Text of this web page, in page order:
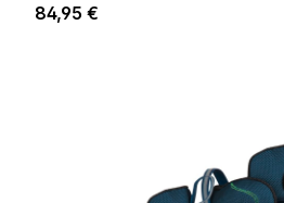
Regulärer Preis:
84,95 €